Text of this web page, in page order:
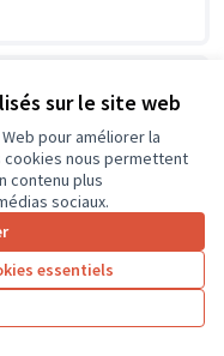
sur le site web
pour améliorer la
cookies nous permettent
contenu plus
sociaux.
essentiels